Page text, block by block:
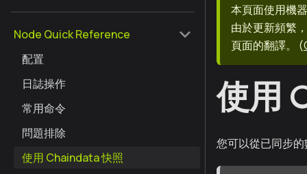
Node Quick Reference
配置
日誌操作
常用命令
問題排除
使用 Chaindata 快照
本頁面使用機
由於更新頻繁
頁面的翻譯。
(
使用
您可以從已同步